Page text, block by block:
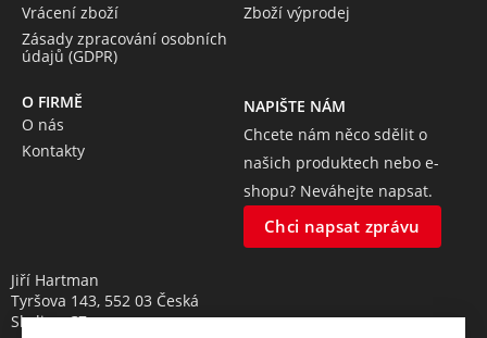
Vrácení zboží
Zásady zpracování osobních
údajů (GDPR)
Zboží výprodej
O FIRMĚ
O nás
Kontakty
NAPIŠTE NÁM
Chcete nám něco sdělit o
našich produktech nebo e-
shopu? Neváhejte napsat.
Chci napsat zprávu
Jiří Hartman
Tyršova 143, 552 03 Česká
Skalice, CZ